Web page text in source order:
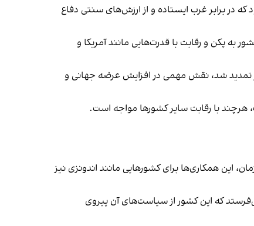
در برابر غرب ایستاده و از ارزش‌های سنتی دفاع
به پکن و رقابت با قدرت‌هایی مانند آمریکا و
تحریم‌های آمریکا بر صادرات نفت روسیه که در ماه مارس اجرا شد و در اواسط آپریل برای ۳۰ روز دیگر تمدید شد، نقش مهمی در افزایش عرضه جهانی و
هرچند با رقابت سایر کشورها مواجه است.
این همکاری‌ها برای کشورهایی مانند اندونزی نیز
که این کشور از سیاست‌های آن پیروی